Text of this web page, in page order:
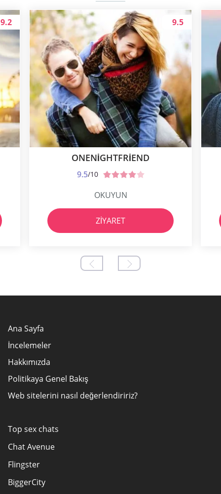
9.2
ONENIGHTFRIEND
9.5/10
9.5
OKUYUN
ZIYARET
Ana Sayfa
İncelemeler
Hakkımızda
Politikaya Genel Bakış
Web sitelerini nasıl değerlendiririz?
Reklamveren Açıklaması
KULLANIM ŞARTLARI
Site Haritası
Bizimle iletişime geçin
Top sex chats
Chat Avenue
Flingster
BiggerCity